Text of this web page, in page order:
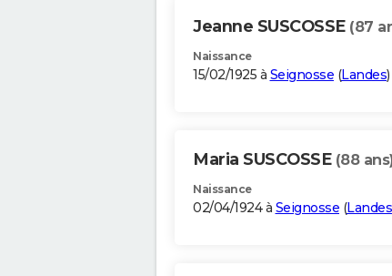
Jeanne SUSCOSSE (87
Naissance
15/02/1925 à Seignosse (Landes)
Maria SUSCOSSE (88
Naissance
02/04/1924 à Seignosse (Landes